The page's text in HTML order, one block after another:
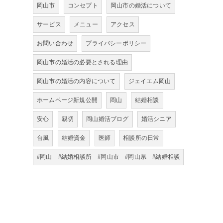
岡山市 コンセプト 岡山市の婚活について
サービス メニュー アクセス
お問い合わせ プライバシーポリシー
岡山市の婚活の必要とされる理由
岡山市の婚活の内容について ジェイエム岡山
ホームページ新規公開 岡山 結婚相談
安心 親切 岡山婚活ブログ 婚活シニア
台風 結婚資金 医師 相談所の日常
#岡山 #結婚相談所 #岡山市 #岡山県 #結婚相談